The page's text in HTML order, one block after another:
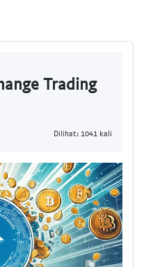
Trading
Dilihat: 1041 kali